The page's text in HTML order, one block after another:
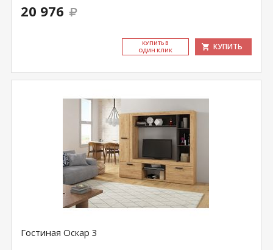
20 976
КУ­ПИТЬ В
ОДИН КЛИК
КУПИТЬ
Гостиная Оскар 3